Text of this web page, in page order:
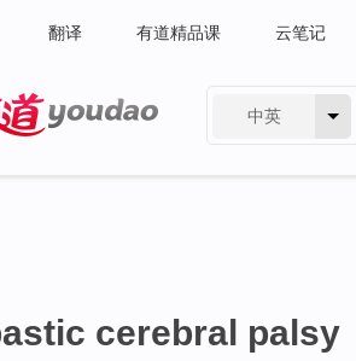
翻译 有道精品课 云笔记
中英
cerebral palsy